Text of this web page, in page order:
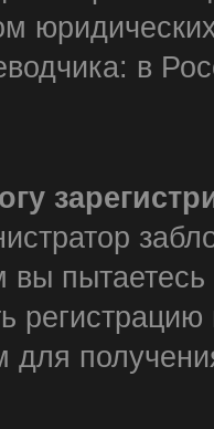
в
пытаетесь
для